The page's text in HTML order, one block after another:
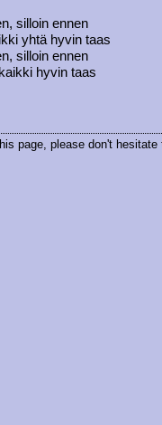
silloin ennen
yhtä hyvin taas
silloin ennen
hyvin taas
page, please don't